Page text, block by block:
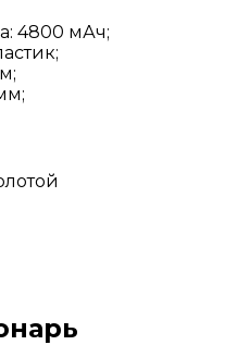
4800 мАч;